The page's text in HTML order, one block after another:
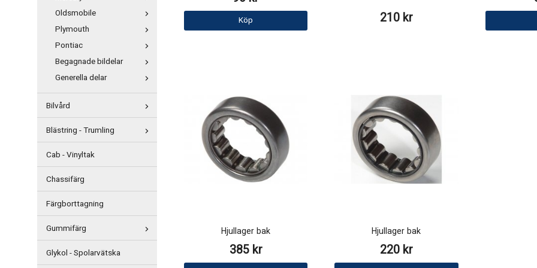
Oldsmobile
Plymouth
Pontiac
Begagnade bildelar
Generella delar
Bilvård
Blästring - Trumling
Cab - Vinyltak
Chassifärg
Färgborttagning
Gummifärg
Glykol - Spolarvätska
Köp 210 kr
Hjullager bak
385 kr
Hjullager bak
220 kr